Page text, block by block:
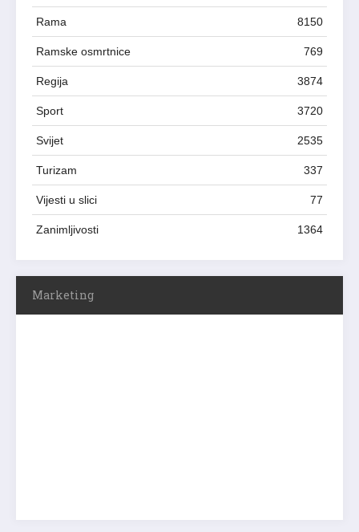
Rama 8150
Ramske osmrtnice 769
Regija 3874
Sport 3720
Svijet 2535
Turizam 337
Vijesti u slici 77
Zanimljivosti 1364
Marketing